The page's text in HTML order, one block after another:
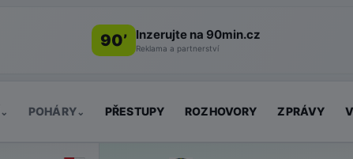
90’ Inzerujte na 90min.cz
Reklama a partnerství
⌄ POHÁRY⌄ PŘESTUPY ROZHOVORY ZPRÁVY